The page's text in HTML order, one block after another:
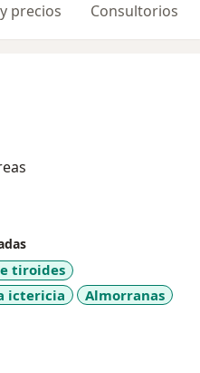
precios Consultorios
tiroides
ictericia
Almorranas